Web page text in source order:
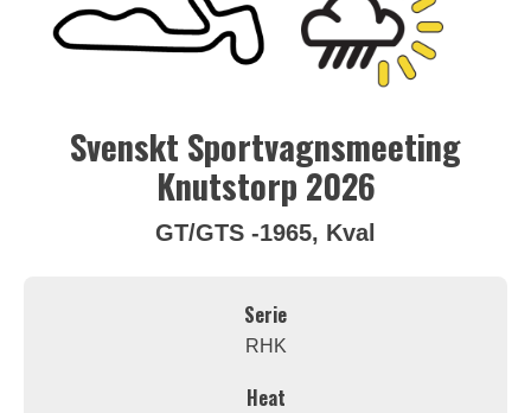
Svenskt Sportvagnsmeeting
Knutstorp 2026
GT/GTS -1965, Kval
Serie
RHK
Heat